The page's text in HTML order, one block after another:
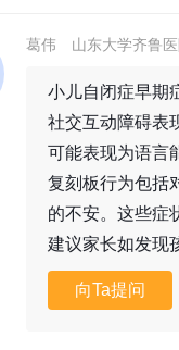
葛伟 山东大学齐鲁
小儿自闭症早期
社交互动障碍表
可能表现为语言
复刻板行为包括
的不安。这些症
建议家长如发现
向Ta提问